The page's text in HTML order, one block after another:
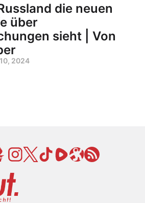
die neuen
über
sieht | Von
2024